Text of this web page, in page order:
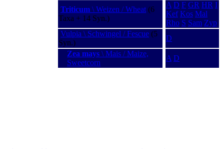
Triticum \ Weizen / Wheat (6
Taxa + 14 Syn.)
A D F GR HR I
Kef Kos Mal
Rho S Sam Zyp
Vulpia \ Schwingel / Fescue (5
Syn.)
D
Zea mays \ Mais / Maize,
Sweetcorn
A D